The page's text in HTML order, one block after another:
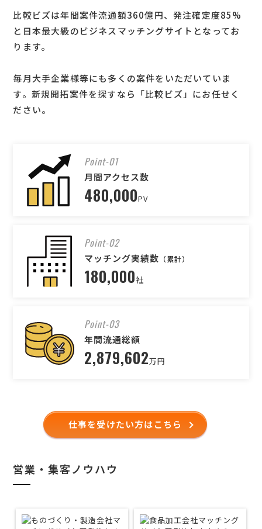
比較ビズは年間案件流通額360億円、発注確定度85%
と日本最大級のビジネスマッチングサイトとなってお
ります。
毎月大手企業様等にも多くの案件をいただいていま
す。新規開拓案件を探すなら「比較ビズ」にお任せく
ださい。
Point-01
月間アクセス数
480,000PV
Point-02
マッチング実績数 （累計）
180,000社
Point-03
年間流通総額
2,879,602万円
仕事を受けたい方はこちら
営業・集客ノウハウ